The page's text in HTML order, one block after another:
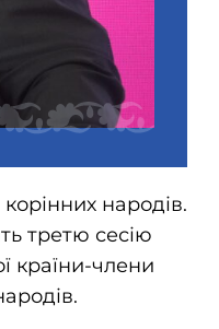
народів.
третю сесію
країни-члени